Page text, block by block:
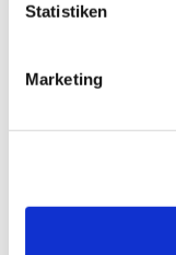
Statistiken
Marketing